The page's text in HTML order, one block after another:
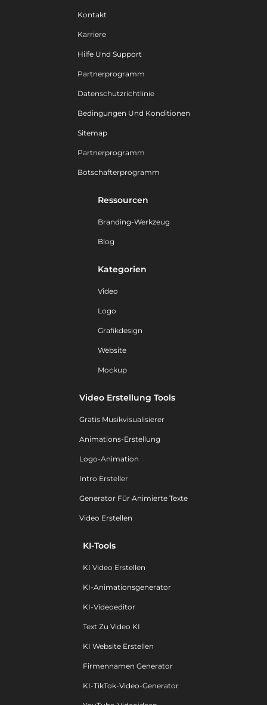
Kontakt
Karriere
Hilfe Und Support
Partnerprogramm
Datenschutzrichtlinie
Bedingungen Und Konditionen
Sitemap
Partnerprogramm
Botschafterprogramm
Ressourcen
Branding-Werkzeug
Blog
Kategorien
Video
Logo
Grafikdesign
Website
Mockup
Video Erstellung Tools
Gratis Musikvisualisierer
Animations-Erstellung
Logo-Animation
Intro Ersteller
Generator Für Animierte Texte
Video Erstellen
KI-Tools
KI Video Erstellen
KI-Animationsgenerator
KI-Videoeditor
Text Zu Video KI
KI Website Erstellen
Firmennamen Generator
KI-TikTok-Video-Generator